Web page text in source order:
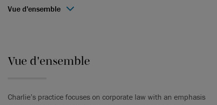
Vue d'ensemble
Vue d'ensemble
Charlie’s practice focuses on corporate law with an emphasis